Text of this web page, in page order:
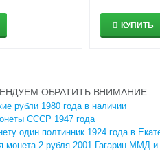
КУПИТЬ
ОБРАТИТЬ ВНИМАНИЕ:
рубли 1980 года в наличии
СССР 1947 года
один полтинник 1924 года в
монета 2 рубля 2001 Гагарин ММД